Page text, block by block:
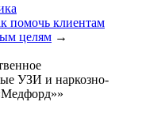
помочь клиентам
целям →
УЗИ и наркозно-